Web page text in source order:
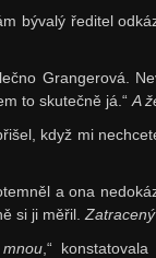
bývalý ředitel
Grangerová.
to skutečně já.“A
když mi
a ona
si ji měřil.
mnou,“